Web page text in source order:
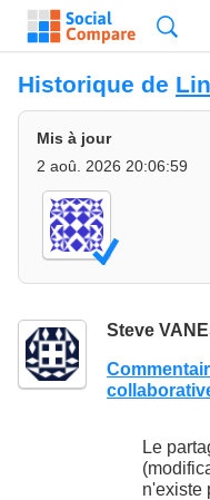
Historique de
Mis à jour
2 aoû. 2026 20:06:59
Steve
Le
n'existe